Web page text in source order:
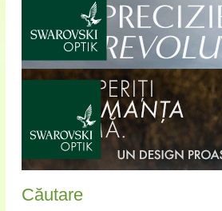
Căutare